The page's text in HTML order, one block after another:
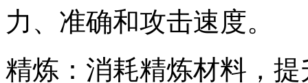
力、准确和攻击速度。
精炼：消耗精炼材料，